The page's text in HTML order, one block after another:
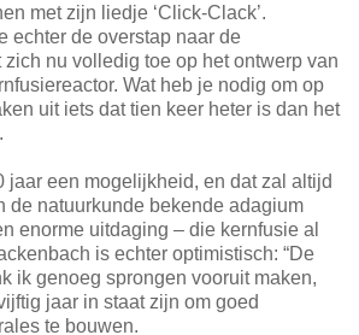
met zijn liedje ‘Click-Clack’.
echter de overstap naar de
nu volledig toe op het ontwerp van
Wat heb je nodig om op
uit iets dat tien keer heter is dan het
jaar een mogelijkheid, en dat zal altijd
de natuurkunde bekende adagium
enorme uitdaging – die kernfusie al
is echter optimistisch: “De
ik genoeg sprongen vooruit maken,
jaar in staat zijn om goed
te bouwen.